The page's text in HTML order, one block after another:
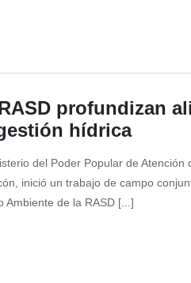
profundizan
hídrica
del Poder Popular de Atención
inició un trabajo de campo
Ambiente de la RASD [...]